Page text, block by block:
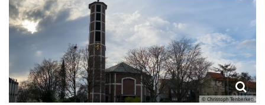
© Christoph Tenberken